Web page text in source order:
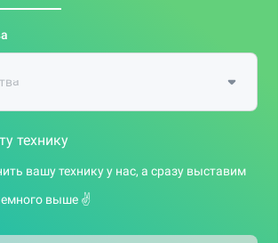
технику
вашу технику у нас, а сразу выставим
выше ✌️